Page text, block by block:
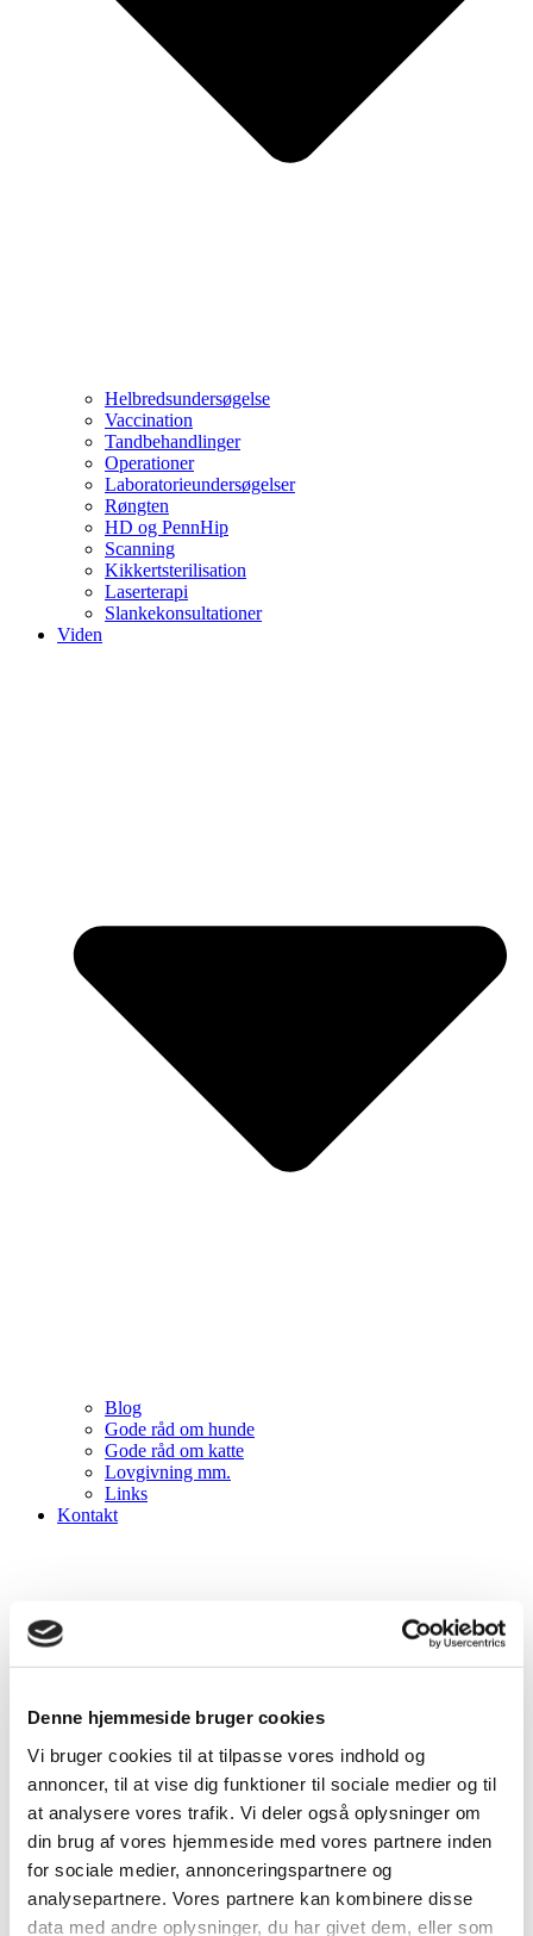
Denne hjemmeside bruger cookies
Vi bruger cookies til at tilpasse vores indhold og
annoncer, til at vise dig funktioner til sociale medier og til
at analysere vores trafik. Vi deler også oplysninger om
din brug af vores hjemmeside med vores partnere inden
for sociale medier, annonceringspartnere og
analysepartnere. Vores partnere kan kombinere disse
data med andre oplysninger, du har givet dem, eller som
Helbredsundersøgelse
Vaccination
Tandbehandlinger
Operationer
Laboratorieundersøgelser
Røngten
HD og PennHip
Scanning
Kikkertsterilisation
Laserterapi
Slankekonsultationer
Viden
Blog
Gode råd om hunde
Gode råd om katte
Lovgivning mm.
Links
Kontakt